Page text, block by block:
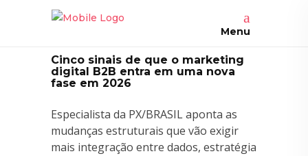
Menu
Cinco sinais de que o marketing
digital B2B entra em uma nova
fase em 2026
Especialista da PX/BRASIL aponta as
mudanças estruturais que vão exigir
mais integração entre dados, estratégia